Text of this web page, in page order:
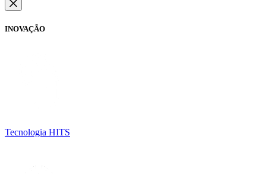
INOVAÇÃO
Tecnologia HITS